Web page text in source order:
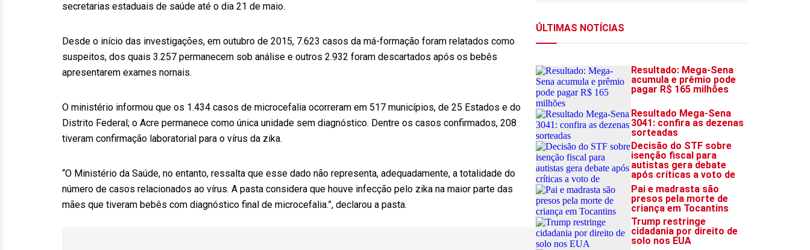
secretarias estaduais de saúde até o dia 21 de maio.
Desde o início das investigações, em outubro de 2015, 7.623 casos da má-formação foram relatados como
suspeitos, dos quais 3.257 permanecem sob análise e outros 2.932 foram descartados após os bebês
apresentarem exames nornais.
O ministério informou que os 1.434 casos de microcefalia ocorreram em 517 municípios, de 25 Estados e do
Distrito Federal; o Acre permanece como única unidade sem diagnóstico. Dentre os casos confirmados, 208
tiveram confirmação laboratorial para o vírus da zika.
“O Ministério da Saúde, no entanto, ressalta que esse dado não representa, adequadamente, a totalidade do
número de casos relacionados ao vírus. A pasta considera que houve infecção pelo zika na maior parte das
mães que tiveram bebês com diagnóstico final de microcefalia.”, declarou a pasta.